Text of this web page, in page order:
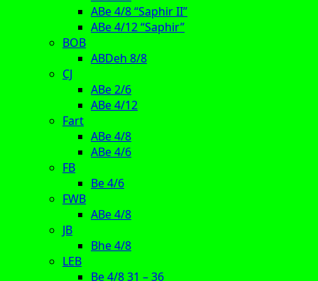
ABe 4/8 “Saphir II”
ABe 4/12 “Saphir”
BOB
ABDeh 8/8
CJ
ABe 2/6
ABe 4/12
Fart
ABe 4/8
ABe 4/6
FB
Be 4/6
FWB
ABe 4/8
JB
Bhe 4/8
LEB
Be 4/8 31 – 36